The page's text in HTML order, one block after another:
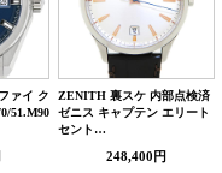
ァイ ク
51.M90
ZENITH 裏スケ 内部点検済
ゼニス キャプテン エリート
セント…
248,400円